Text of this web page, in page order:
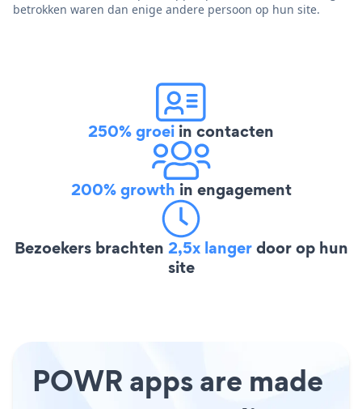
betrokken waren dan enige andere persoon op hun site.
250% groei in contacten
200% growth in engagement
Bezoekers brachten 2,5x langerdoor op hun
site
POWR apps are made